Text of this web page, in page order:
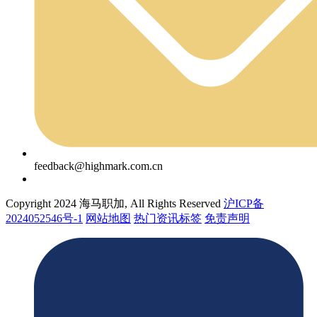
feedback@highmark.com.cn
Copyright 2024 海马职加, All Rights Reserved 沪ICP备
2024052546号-1 网站地图 热门资讯标签 免责声明